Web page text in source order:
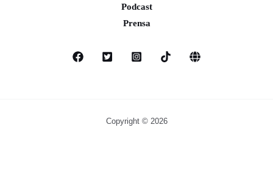
Podcast
Prensa
Copyright © 2026